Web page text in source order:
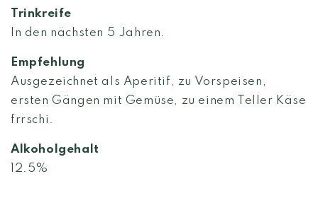
Trinkreife
In den nächsten 5 Jahren.
Empfehlung
Ausgezeichnet als Aperitif, zu Vorspeisen,
ersten Gängen mit Gemüse, zu einem Teller Käse
frrschi.
Alkoholgehalt
12.5%